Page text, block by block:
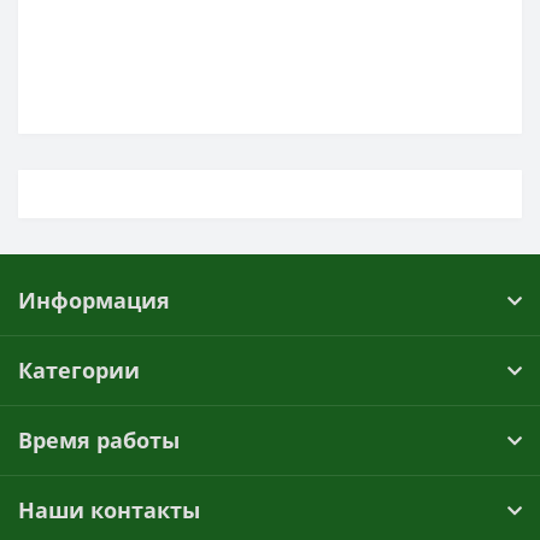
Информация
Категории
Время работы
Наши контакты